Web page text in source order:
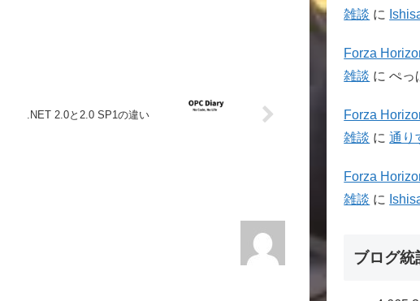
.NET 2.0と2.0 SP1の違い
雑談 に
Forza
雑談 にぺっ
Forza
雑談 に通り
Forza
雑談 に
ブログ統